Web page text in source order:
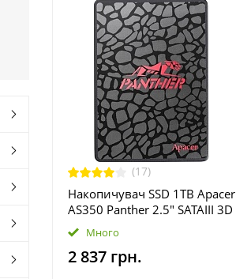
(17)
Накопичувач SSD 1TB Apacer
AS350 Panther 2.5" SATAIII 3D
TLC (AP1TBAS350-1)
Много
2 837 грн.